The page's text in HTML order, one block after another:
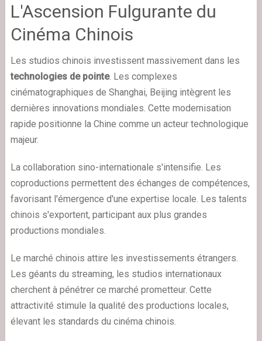
L'Ascension Fulgurante du
Cinéma Chinois
Les studios chinois investissent massivement dans les
technologies de pointe. Les complexes
cinématographiques de Shanghai, Beijing intègrent les
dernières innovations mondiales. Cette modernisation
rapide positionne la Chine comme un acteur technologique
majeur.
La collaboration sino-internationale s'intensifie. Les
coproductions permettent des échanges de compétences,
favorisant l'émergence d'une expertise locale. Les talents
chinois s'exportent, participant aux plus grandes
productions mondiales.
Le marché chinois attire les investissements étrangers.
Les géants du streaming, les studios internationaux
cherchent à pénétrer ce marché prometteur. Cette
attractivité stimule la qualité des productions locales,
élevant les standards du cinéma chinois.